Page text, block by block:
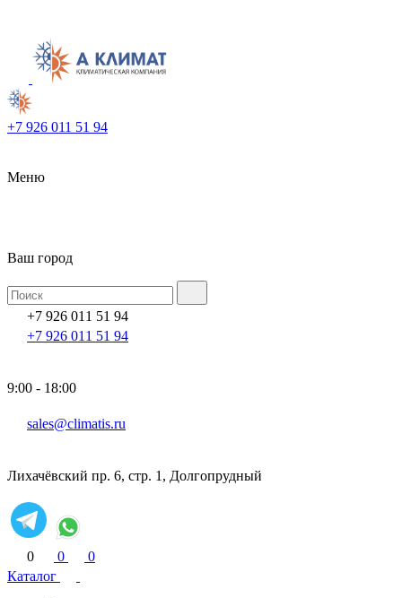
+7 926 011 51 94
Меню
Ваш город
+7 926 011 51 94
+7 926 011 51 94
9:00 - 18:00
sales@climatis.ru
Лихачёвский пр. 6, стр. 1, Долгопрудный
0 0
0
Каталог